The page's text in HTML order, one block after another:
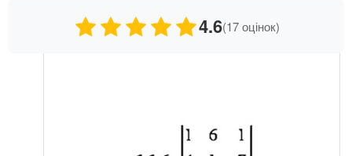
4.6(17 оцінок)